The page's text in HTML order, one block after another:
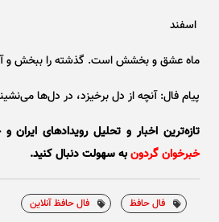
اسفند
ماه عشق و بخشش است. گذشته را ببخش و
پیام فال: آنچه از دل برخیزد، در دل‌ها
تازه‌ترین اخبار و تحلیل‌ رویدادهای
خبرخوان گردونبه سهولت دنبال کنید.
فال حافظ فال حافظ آنلاین